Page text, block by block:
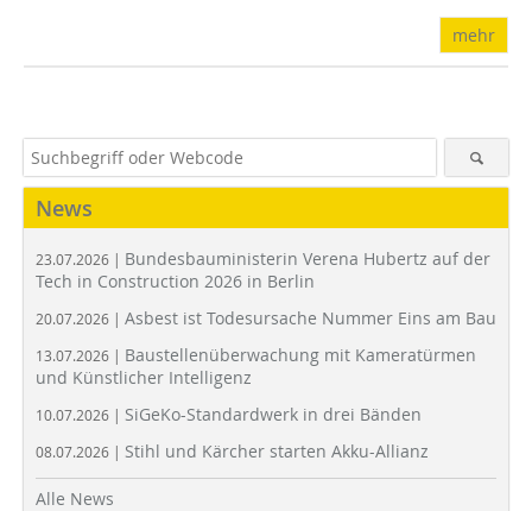
mehr
News
23.07.2026 | Bundesbauministerin Verena Hubertz auf der
Tech in Construction 2026 in Berlin
20.07.2026 | Asbest ist Todesursache Nummer Eins am Bau
13.07.2026 | Baustellenüberwachung mit Kameratürmen
und Künstlicher Intelligenz
10.07.2026 | SiGeKo-Standardwerk in drei Bänden
08.07.2026 | Stihl und Kärcher starten Akku-Allianz
Alle News